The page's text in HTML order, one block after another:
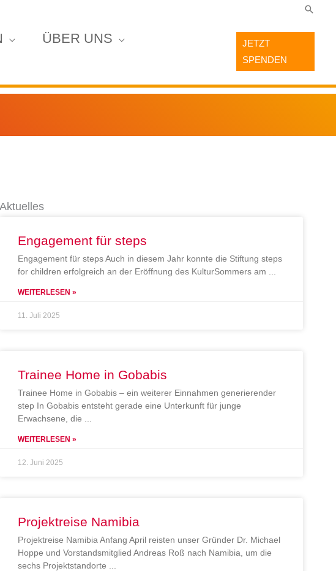
ÜBER UNS
JETZT
SPENDEN
Aktuelles
Engagement für steps
Engagement für steps Auch in diesem Jahr konnte die Stiftung steps
for children erfolgreich an der Eröffnung des KulturSommers am
WEITERLESEN »
11. Juli 2025
Trainee Home in Gobabis
Trainee Home in Gobabis – ein weiterer Einnahmen generierender
step In Gobabis entsteht gerade eine Unterkunft für junge
Erwachsene, die
WEITERLESEN »
12. Juni 2025
Projektreise Namibia
Projektreise Namibia Anfang April reisten unser Gründer Dr. Michael
Hoppe und Vorstandsmitglied Andreas Roß nach Namibia, um die
sechs Projektstandorte